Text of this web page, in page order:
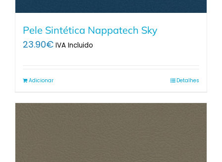
Pele Sintética Nappatech Sky
23.90€ IVA Incluido
Adicionar Detalhes